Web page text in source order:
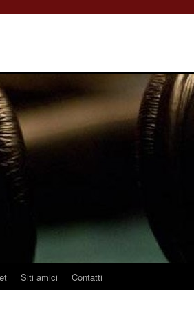
Siti amici Contatti